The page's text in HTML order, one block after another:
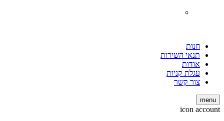
חנות
תנאי השירות
אודות
עגלת קניות
צור קשר
menu
icon account